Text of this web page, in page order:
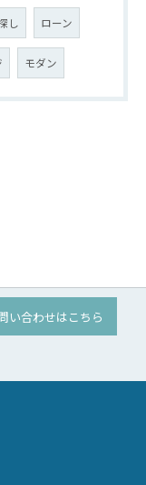
し ローン
モダン
い合わせはこちら